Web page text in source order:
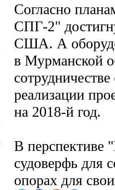
Согласно
СПГ-2"
США. А
в Мурманской
реализации
на 2018-й год.
В перспективе
судоверфь для
опорах для